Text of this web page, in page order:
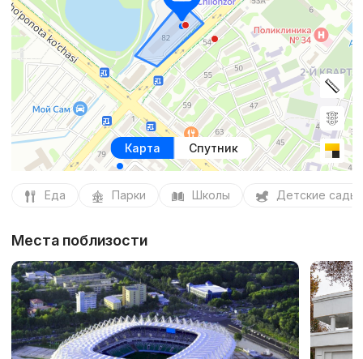
Карта Спутник
Еда Парки Школы Детские сады
Места поблизости